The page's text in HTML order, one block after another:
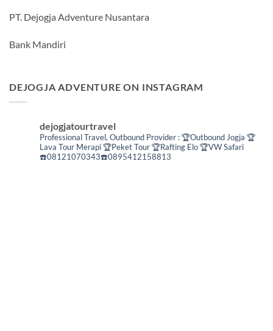
PT. Dejogja Adventure Nusantara
Bank Mandiri
DEJOGJA ADVENTURE ON INSTAGRAM
dejogjatourtravel
Professional Travel, Outbound Provider :🏆Outbound Jogja 🏆
Lava Tour Merapi🏆Peket Tour🏆Rafting Elo🏆VW Safari
☎️08121070343☎️0895412158813